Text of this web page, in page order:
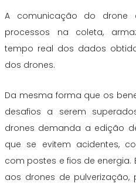
A comunicação do drone
processos na coleta,
tempo real dos dados
dos drones.
Da mesma forma que os
desafios a serem
drones demanda a edição
que se evitem acidentes,
com postes e fios de
aos drones de